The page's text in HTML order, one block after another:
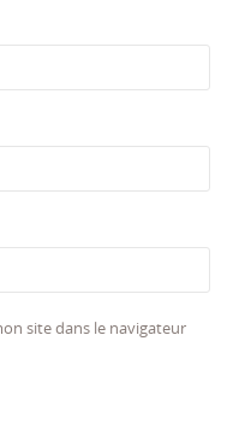
site dans le navigateur